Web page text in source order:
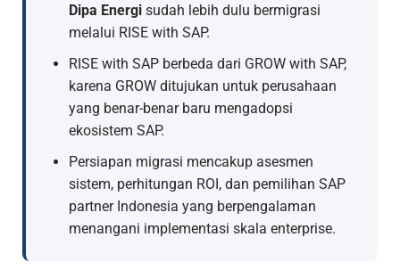
Dipa Energi sudah lebih dulu bermigrasi
melalui RISE with SAP.
RISE with SAP berbeda dari GROW with SAP,
karena GROW ditujukan untuk perusahaan
yang benar-benar baru mengadopsi
ekosistem SAP.
Persiapan migrasi mencakup asesmen
sistem, perhitungan ROI, dan pemilihan SAP
partner Indonesia yang berpengalaman
menangani implementasi skala enterprise.